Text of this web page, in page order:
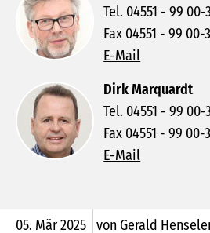
Tel. 04551 - 99 00-
Fax 04551 - 99 00-
E-Mail
Dirk Marquardt
Tel. 04551 - 99 00-
Fax 04551 - 99 00-
E-Mail
05. Mär2025 von Gerald